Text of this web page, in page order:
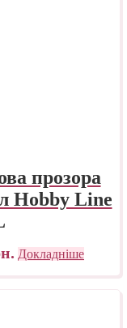
прозора
Hobby Line
Докладніше